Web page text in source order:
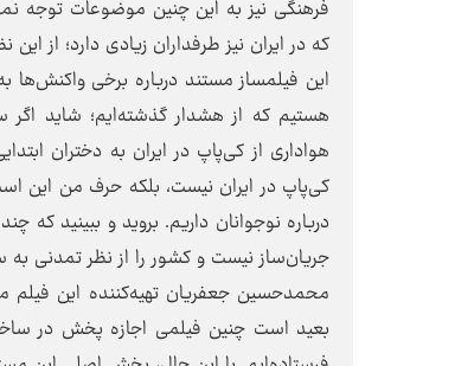
فرهنگی نیز به این چنین موضوعات توجه
که در ایران نیز طرفداران زیادی دارد؛ از
این فیلمساز مستند درباره برخی
هواداری از کی‌پاپ در ایران به دختران
کی‌پاپ در ایران نیست، بلکه حرف من این
درباره نوجوانان داریم. بروید و ببینید
جریان‌ساز نیست و کشور را از نظر
محمدحسین جعفریان تهیه‌کننده این فیلم
بعید است چنین فیلمی اجازه پخش در